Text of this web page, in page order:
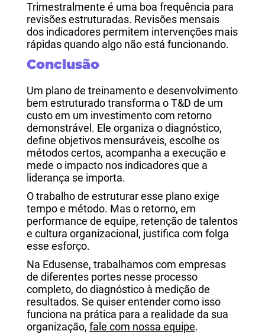
Trimestralmente é uma boa frequência para
revisões estruturadas. Revisões mensais
dos indicadores permitem intervenções mais
rápidas quando algo não está funcionando.
Conclusão
Um plano de treinamento e desenvolvimento
bem estruturado transforma o T&D de um
custo em um investimento com retorno
demonstrável. Ele organiza o diagnóstico,
define objetivos mensuráveis, escolhe os
métodos certos, acompanha a execução e
mede o impacto nos indicadores que a
liderança se importa.
O trabalho de estruturar esse plano exige
tempo e método. Mas o retorno, em
performance de equipe, retenção de talentos
e cultura organizacional, justifica com folga
esse esforço.
Na Edusense, trabalhamos com empresas
de diferentes portes nesse processo
completo, do diagnóstico à medição de
resultados. Se quiser entender como isso
funciona na prática para a realidade da sua
organização, fale com nossa equipe.